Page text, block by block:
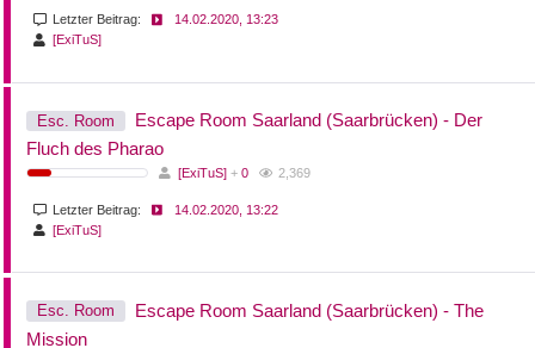
Letzter Beitrag:
14.02.2020, 13:23
[ExiTuS]
Esc. Room
Escape Room Saarland (Saarbrücken) - Der
Fluch des Pharao
[ExiTuS] +0 2,369
Letzter Beitrag:
14.02.2020, 13:22
[ExiTuS]
Esc. Room
Escape Room Saarland (Saarbrücken) - The
Mission